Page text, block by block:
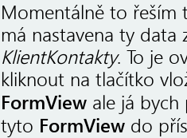
Momentálně to
má nastavena ty data
KlientKontakty. To je
kliknout na tlačítko
FormView ale já
tyto FormView do